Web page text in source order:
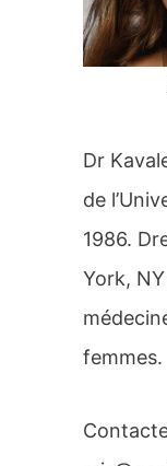
:
Dr
de
1986.
York,
femmes.